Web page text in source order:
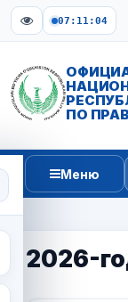
07:11:04
ПО
Меню
2026-